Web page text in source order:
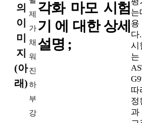
의
이
미
지
(아
래)
제
가
채
워
진
하
부
강
각화 마모 시험
기 에 대한 상세
설명 ;
시
는